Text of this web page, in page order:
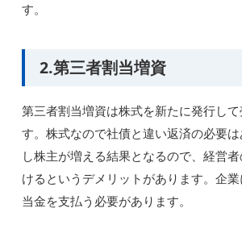
す。
2.第三者割当増資
第三者割当増資は株式を新たに発行し
す。株式なので社債と違い返済の必要
し株主が増える結果となるので、経営
けるというデメリットがあります。企
当金を支払う必要があります。